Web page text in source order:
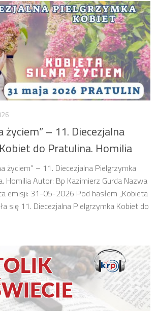
życiem” – 11. Diecezjalna
do Pratulina. Homilia
życiem” – 11. Diecezjalna Pielgrzymka
Homilia Autor: Bp Kazimierz Gurda Nazwa
emisji: 31-05-2026 Pod hasłem „Kobieta
się 11. Diecezjalna Pielgrzymka Kobiet do